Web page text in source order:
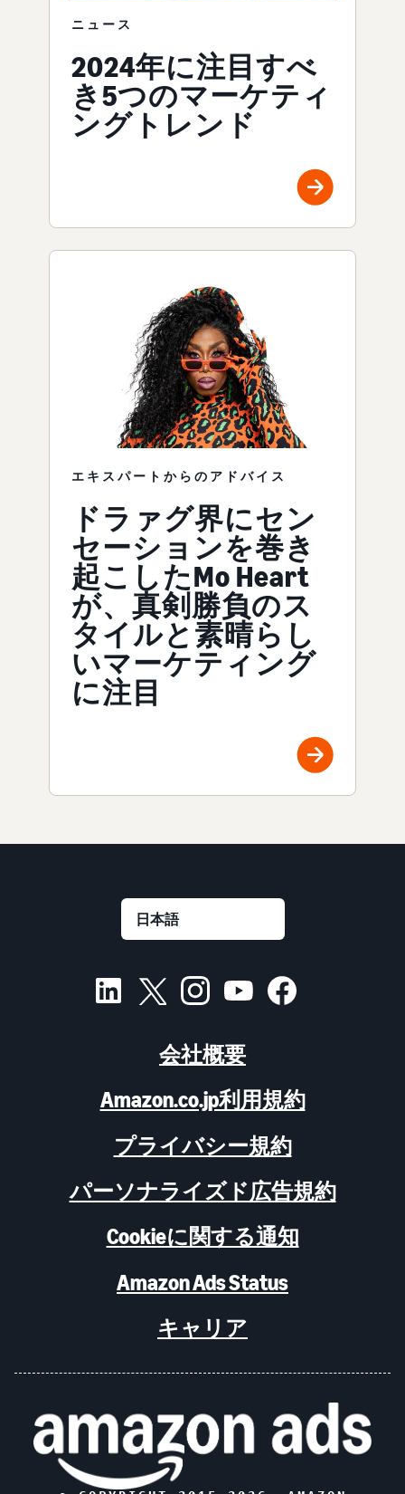
ニュース
2024年に注目すべ
き5つのマーケティ
ングトレンド
エキスパートからのアドバイス
ドラァグ界にセン
セーションを巻き
起こしたMo Heart
が、真剣勝負のス
タイルと素晴らし
いマーケティング
に注目
会社概要
Amazon.co.jp利用規約
プライバシー規約
パーソナライズド広告規約
Cookieに関する通知
Amazon Ads Status
キャリア